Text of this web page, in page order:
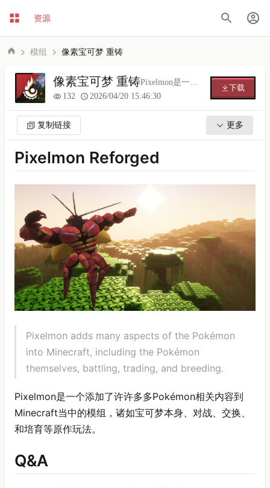
资源
模组 像素宝可梦 重铸
像素宝可梦 重铸
Pixelmon是一个添加了许许多多Pokémon相关内容到Minecraft当中的模组，诸如宝可梦本身、对战、交换、和培育等原作玩法。
132
2026/04/20 15:46:30
下载
复制链接 更多
Pixelmon Reforged
Pixelmon adds many aspects of the Pokémon
into Minecraft, including the Pokémon
themselves, battling, trading, and breeding.
Pixelmon是一个添加了许许多多Pokémon相关内容到
Minecraft当中的模组，诸如宝可梦本身、对战、交换、
和培育等原作玩法。
Q&A